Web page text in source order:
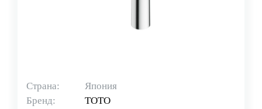
Страна:
Япония
Бренд:
TOTO